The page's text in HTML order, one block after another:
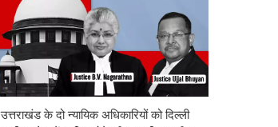
उत्तराखंड के दो न्यायिक अधिकारियों को दिल्ली